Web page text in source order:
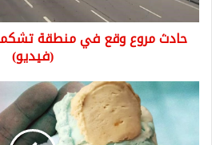
(فيديو)
حادث مروع وقع في منطقة
(فيديو)
خبر
هز